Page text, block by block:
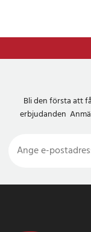
Bli den första att
erbjudanden